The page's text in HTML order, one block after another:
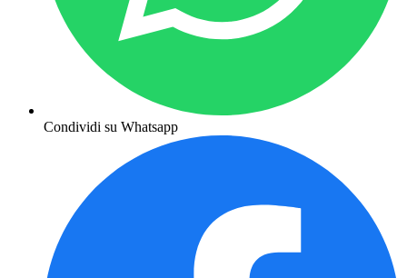
Condividi su Whatsapp